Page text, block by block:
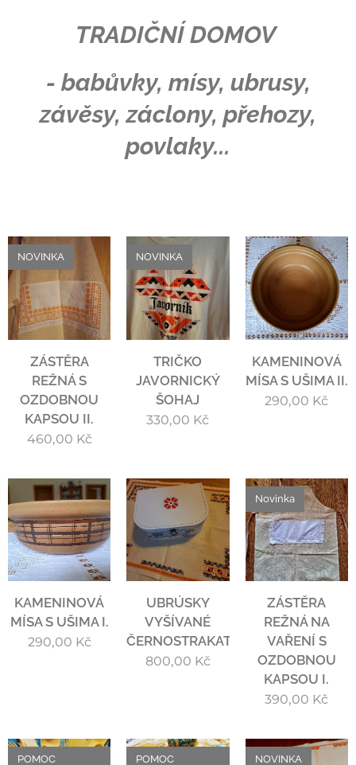
TRADIČNÍ DOMOV
- babůvky, mísy, ubrusy,
závěsy, záclony, přehozy,
povlaky...
ZÁSTĚRA
REŽNÁ S
OZDOBNOU
KAPSOU II.
NOVINKA
460,00 Kč
TRIČKO
JAVORNICKÝ
ŠOHAJ
NOVINKA
330,00 Kč
KAMENINOVÁ
MÍSA S UŠIMA II.
290,00 Kč
KAMENINOVÁ
MÍSA S UŠIMA I.
290,00 Kč
UBRÚSKY
VYŠÍVANÉ
ČERNOSTRAKATĚ
800,00 Kč
ZÁSTĚRA
REŽNÁ NA
VAŘENÍ S
OZDOBNOU
KAPSOU I.
Novinka
390,00 Kč
POMOC POMOC NOVINKA